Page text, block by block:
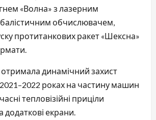
«Волна» з лазерним
обчислювачем,
протитанкових ракет «Шексна»
динамічний захист
роках на частину машин
тепловізійні приціли
екрани.